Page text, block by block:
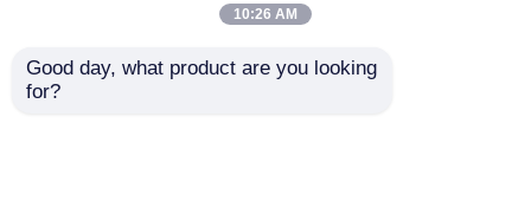
10:26 AM
Good day, what product are you looking
for?